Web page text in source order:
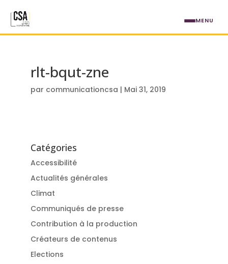
rlt-bqut-zne
par communicationcsa | Mai 31, 2019
Catégories
Accessibilité
Actualités générales
Climat
Communiqués de presse
Contribution à la production
Créateurs de contenus
Elections
MENU